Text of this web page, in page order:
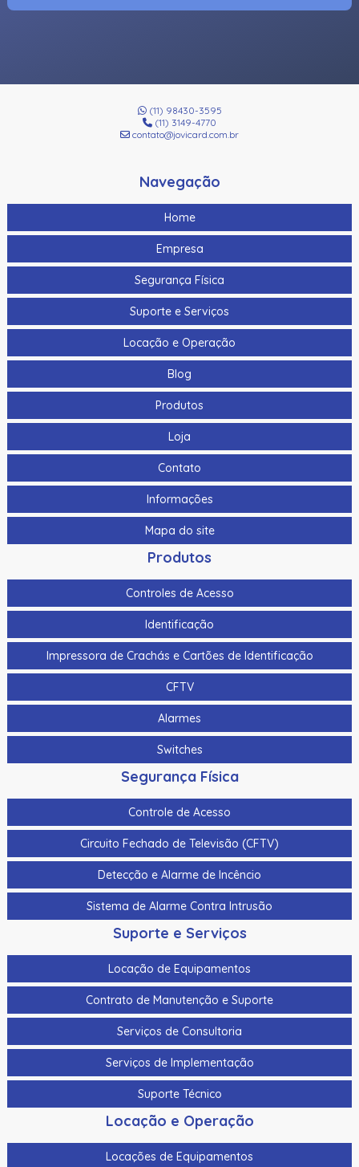
(11) 98430-3595
(11) 3149-4770
contato@jovicard.com.br
Navegação
Home
Empresa
Segurança Física
Suporte e Serviços
Locação e Operação
Blog
Produtos
Loja
Contato
Informações
Mapa do site
Produtos
Controles de Acesso
Identificação
Impressora de Crachás e Cartões de Identificação
CFTV
Alarmes
Switches
Segurança Física
Controle de Acesso
Circuito Fechado de Televisão (CFTV)
Detecção e Alarme de Incêncio
Sistema de Alarme Contra Intrusão
Suporte e Serviços
Locação de Equipamentos
Contrato de Manutenção e Suporte
Serviços de Consultoria
Serviços de Implementação
Suporte Técnico
Locação e Operação
Locações de Equipamentos